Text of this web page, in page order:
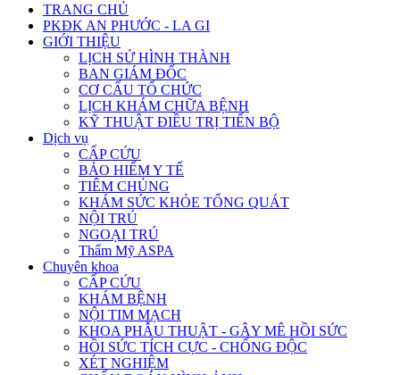
TRANG CHỦ
PKĐK AN PHƯỚC - LA GI
GIỚI THIỆU
LỊCH SỬ HÌNH THÀNH
BAN GIÁM ĐỐC
CƠ CẤU TỔ CHỨC
LỊCH KHÁM CHỮA BỆNH
KỸ THUẬT ĐIỀU TRỊ TIẾN BỘ
Dịch vụ
CẤP CỨU
BẢO HIỂM Y TẾ
TIÊM CHỦNG
KHÁM SỨC KHỎE TỔNG QUÁT
NỘI TRÚ
NGOẠI TRÚ
Thẩm Mỹ ASPA
Chuyên khoa
CẤP CỨU
KHÁM BỆNH
NỘI TIM MẠCH
KHOA PHẪU THUẬT - GÂY MÊ HỒI SỨC
HỒI SỨC TÍCH CỰC - CHỐNG ĐỘC
XÉT NGHIỆM